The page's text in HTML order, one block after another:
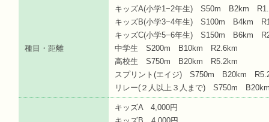
種目・距離
キッズA(小学1−2年生) S50m B2km
キッズB(小学3−4年生) S100m B4km
キッズC(小学5−6年生) S150m B6km
中学生 S200m B10km R2.6km
高校生 S750m B20km R5.2km
スプリント(エイジ) S750m B20km
リレー(２人以上３人まで) S750m
キッズA 4,000円